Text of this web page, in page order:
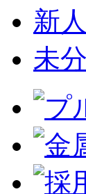
新
未